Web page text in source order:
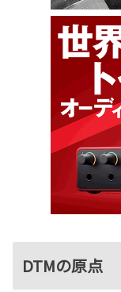
DTMの原点